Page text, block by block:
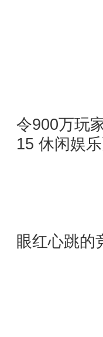
令900万玩
15 休闲娱
眼红心跳的